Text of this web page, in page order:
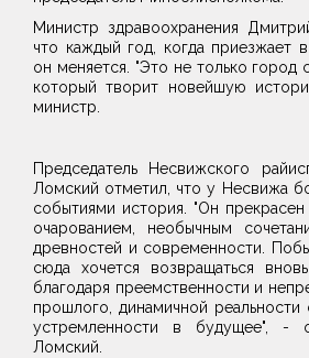
Министр здравоохранения
что каждый год, когда приезжает
он меняется. "Это не только город
который творит новейшую
министр.
Председатель Несвижского
Ломский отметил, что у Несвижа
событиями история. "Он
очарованием, необычным
древностей и современности.
сюда хочется возвращаться
благодаря преемственности и
прошлого, динамичной реальности
устремленности в будущее", -
Ломский.